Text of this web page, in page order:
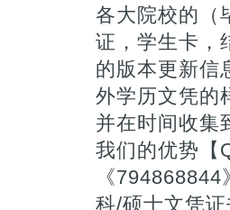
各大院校的（
证，学生卡，
的版本更新信
外学历文凭的
并在时间收集
我们的优势【
《
科/硕士文凭